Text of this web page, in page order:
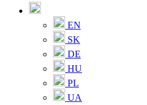
EN
SK
DE
HU
PL
UA